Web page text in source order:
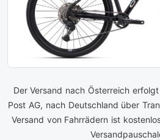
Der Versand nach Österreich
Post AG, nach Deutschland über
Versand von Fahrrädern ist